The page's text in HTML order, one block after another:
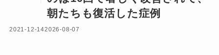
朝たちも復活した症例
2021-12-142026-08-07